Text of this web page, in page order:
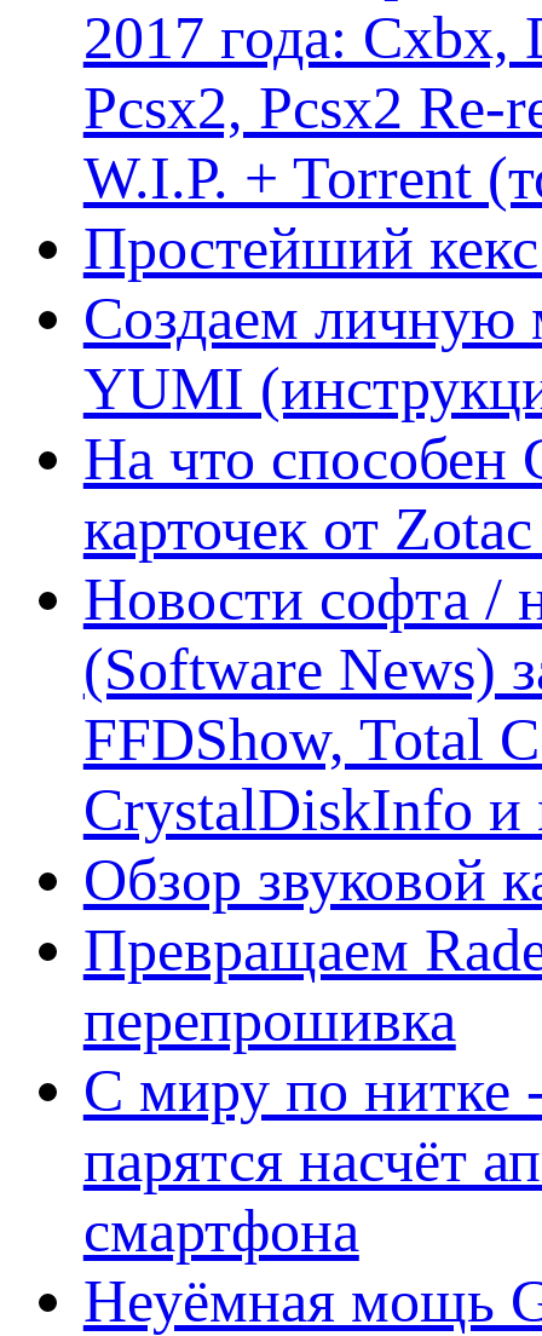
2017 года:
Pcsx2, Pcsx2
W.I.P. + Torrent
Простейший кекс
Создаем личную
YUMI
На что способен
карточек от
Новости софта /
(Software News)
FFDShow, Total
CrystalDiskInfo и
Обзор звуковой
Превращаем
перепрошивка
С миру по нитке
парятся насчёт
смартфона
Неуёмная мощь